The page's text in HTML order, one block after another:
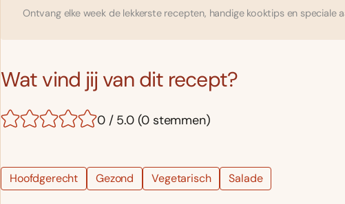
Ontvang elke week de lekkerste recepten, handige kooktips en speciale
Wat vind jij van dit recept?
0 / 5.0 (0 stemmen)
Hoofdgerecht Gezond Vegetarisch Salade